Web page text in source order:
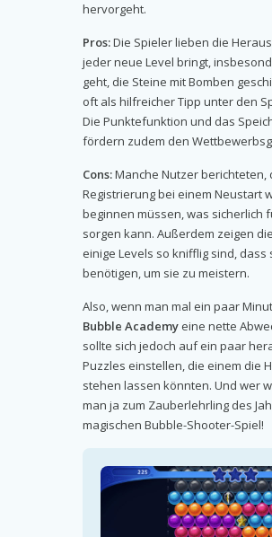
hervorgeht.
Pros:Die Spieler lieben die
jeder neue Level bringt,
geht, die Steine mit Bomben
oft als hilfreicher Tipp unter den
Die Punktefunktion und das
fördern zudem den
Cons:Manche Nutzer berichteten,
Registrierung bei einem Neustart
beginnen müssen, was sicherlich
sorgen kann. Außerdem zeigen
einige Levels so knifflig sind,
benötigen, um sie zu meistern.
Also, wenn man mal ein paar
Bubble Academy eine nette
sollte sich jedoch auf ein paar
Puzzles einstellen, die einem die
stehen lassen könnten. Und wer
man ja zum Zauberlehrling des
magischen Bubble-Shooter-Spiel!